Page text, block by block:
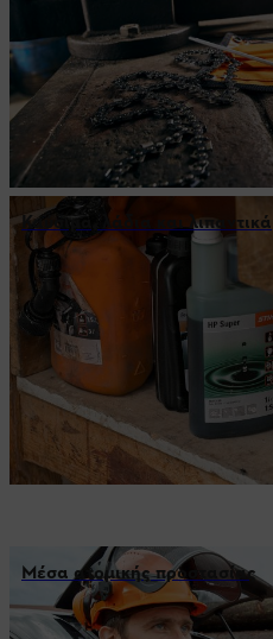
Καύσιμα, λάδια και λιπαντικά
Μέσα ατομικής προστασίας